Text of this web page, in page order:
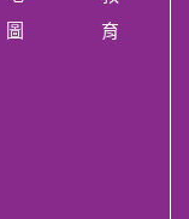
圖
育